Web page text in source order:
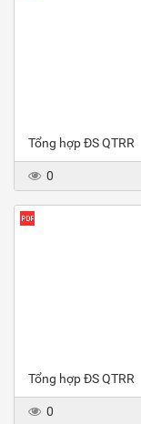
Tổng hợp ĐS QTRR
0
Tổng hợp ĐS QTRR
0